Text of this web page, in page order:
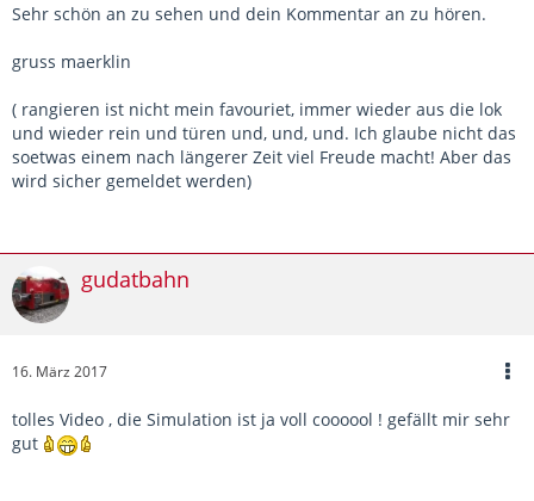
Sehr schön an zu sehen und dein Kommentar an zu hören.
gruss maerklin
( rangieren ist nicht mein favouriet, immer wieder aus die lok
und wieder rein und türen und, und, und. Ich glaube nicht das
soetwas einem nach längerer Zeit viel Freude macht! Aber das
wird sicher gemeldet werden)
gudatbahn
16. März 2017
tolles Video , die Simulation ist ja voll coooool ! gefällt mir sehr
gut